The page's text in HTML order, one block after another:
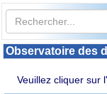
Observatoire des
Veuillez cliquer sur